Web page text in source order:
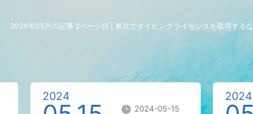
2024年05月の記事 2ページ目 | 東京でダイビングライセンスを取得する
2024
2024-05-15
2024